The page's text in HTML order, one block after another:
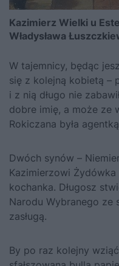
Kazimierz Wielki u
Władysława
W tajemnicy, będąc
się z kolejną kobietą –
i z nią długo nie
dobre imię, a może ze
Rokiczana była
Dwóch synów –
Kazimierzowi Żydówka
kochanka. Długosz
Narodu Wybranego ze
zasługą.
By po raz kolejny